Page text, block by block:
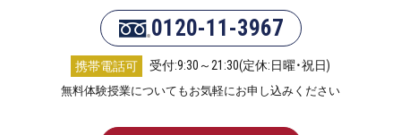
0120-11-3967
携帯電話可 受付:9:30～21:30(定休:日曜・祝日)
無料体験授業についてもお気軽にお申し込みください